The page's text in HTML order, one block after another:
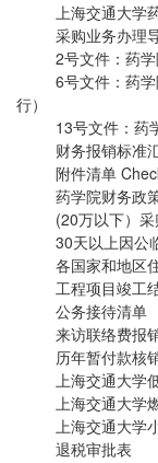
上海交通大学
采购业务办理
2号文件：药
6号文件：药
行）
13号文件：药
财务报销标准
附件清单
药学院财务政
(20万以下）
30天以上因公
各国家和地区
工程项目竣工
公务接待清单
来访联络费报
历年暂付款核
上海交通大学
上海交通大学
上海交通大学
退税审批表